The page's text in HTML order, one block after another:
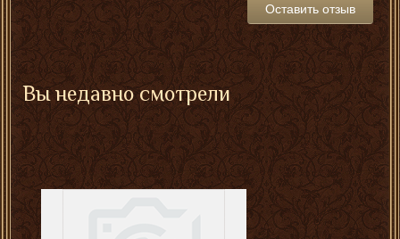
Оставить отзыв
Вы недавно смотрели